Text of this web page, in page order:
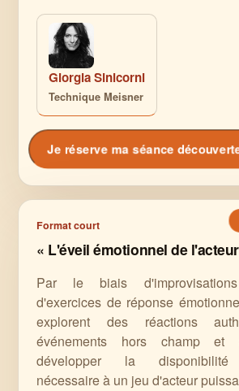
Giorgia Sinicorni
Technique Meisner
Je réserve ma séance découverte
Format court
« L'éveil émotionnel de
Par le biais
d'exercices de réponse
explorent des réactions
événements hors champ et
développer la disponibilité
nécessaire à un jeu d'acteur